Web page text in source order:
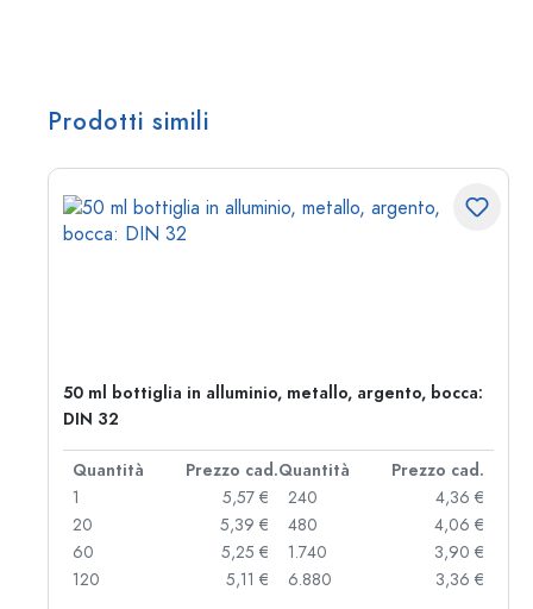
Prodotti simili
50 ml bottiglia in alluminio, metallo, argento, bocca:
DIN 32
Quantità Prezzo cad.Quantità
Prezzo cad.
1
5,57 €
20
5,39 €
60
5,25 €
120
5,11 €
240
4,36 €
480
4,06 €
1.740
3,90 €
6.880
3,36 €